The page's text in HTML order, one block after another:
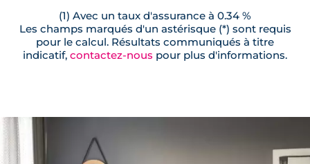
(1) Avec un taux d'assurance à 0.34 %
Les champs marqués d'un astérisque (*) sont requis
pour le calcul. Résultats communiqués à titre
indicatif, contactez-nous pour plus d'informations.